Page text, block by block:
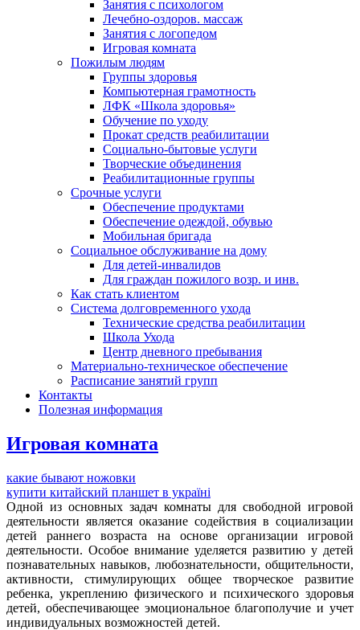
Занятия с психологом
Лечебно-оздоров. массаж
Занятия с логопедом
Игровая комната
Пожилым людям
Группы здоровья
Компьютерная грамотность
ЛФК «Школа здоровья»
Обучение по уходу
Прокат средств реабилитации
Социально-бытовые услуги
Творческие объединения
Реабилитационные группы
Срочные услуги
Обеспечение продуктами
Обеспечение одеждой, обувью
Мобильная бригада
Социальное обслуживание на дому
Для детей-инвалидов
Для граждан пожилого возр. и инв.
Как стать клиентом
Система долговременного ухода
Технические средства реабилитации
Школа Ухода
Центр дневного пребывания
Материально-техническое обеспечение
Расписание занятий групп
Контакты
Полезная информация
Игровая комната
какие бывают ножовки
купити китайский планшет в україні
Одной из основных задач комнаты для свободной игровой
деятельности является оказание содействия в социализации
детей раннего возраста на основе организации игровой
деятельности. Особое внимание уделяется развитию у детей
познавательных навыков, любознательности, общительности,
активности, стимулирующих общее творческое развитие
ребенка, укреплению физического и психического здоровья
детей, обеспечивающее эмоциональное благополучие и учет
индивидуальных возможностей детей.